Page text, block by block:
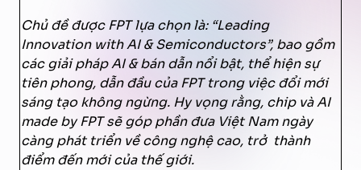
Chủ đề được FPT lựa chọn là: “Leading
Innovation with AI & Semiconductors”, bao gồm
các giải pháp AI & bán dẫn nổi bật, thể hiện sự
tiên phong, dẫn đầu của FPT trong việc đổi mới
sáng tạo không ngừng. Hy vọng rằng, chip và AI
made by FPT sẽ góp phần đưa Việt Nam ngày
càng phát triển về công nghệ cao, trở thành
điểm đến mới của thế giới.